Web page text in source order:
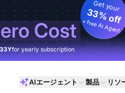
Cost
Get your
33% off
+ free AI Agent
for yearly subscription
AIエージェント 製品 リソ